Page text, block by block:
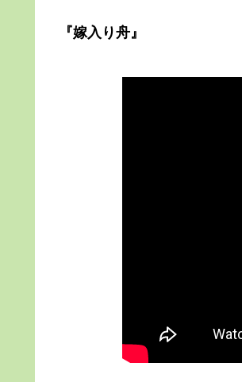
『嫁入り舟』